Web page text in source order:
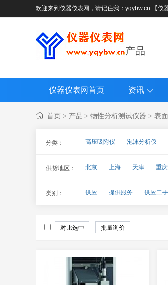
欢迎来到仪器仪表网，请记住我：yqybw.cn 【仪
产品
仪器仪表网首页 资讯
首页 > 产品 > 物性分析测试仪器 > 表
分类： 高压吸附仪 泡沫分析仪
供货地区： 北京 上海 天津 重庆
类别： 供应 提供服务 供应二手